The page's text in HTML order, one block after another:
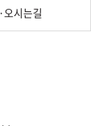
오시는길